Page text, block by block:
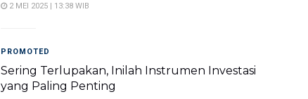
2 MEI 2025 | 13:38 WIB
PROMOTED
Sering Terlupakan, Inilah Instrumen Investasi
yang Paling Penting